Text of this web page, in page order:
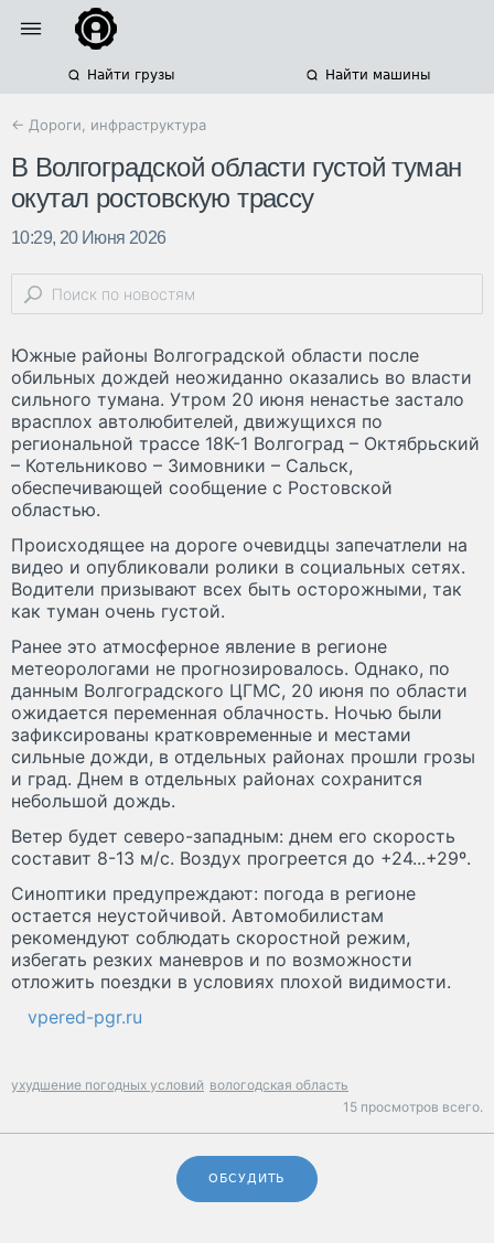
Найти грузы Найти машины
← Дороги, инфраструктура
В Волгоградской области густой туман
окутал ростовскую трассу
10:29, 20 Июня 2026
Южные районы Волгоградской области после
обильных дождей неожиданно оказались во власти
сильного тумана. Утром 20 июня ненастье застало
врасплох автолюбителей, движущихся по
региональной трассе 18К-1 Волгоград – Октябрьский
– Котельниково – Зимовники – Сальск,
обеспечивающей сообщение с Ростовской
областью.
Происходящее на дороге очевидцы запечатлели на
видео и опубликовали ролики в социальных сетях.
Водители призывают всех быть осторожными, так
как туман очень густой.
Ранее это атмосферное явление в регионе
метеорологами не прогнозировалось. Однако, по
данным Волгоградского ЦГМС, 20 июня по области
ожидается переменная облачность. Ночью были
зафиксированы кратковременные и местами
сильные дожди, в отдельных районах прошли грозы
и град. Днем в отдельных районах сохранится
небольшой дождь.
Ветер будет северо-западным: днем его скорость
составит 8-13 м/с. Воздух прогреется до +24...+29º.
Синоптики предупреждают: погода в регионе
остается неустойчивой. Автомобилистам
рекомендуют соблюдать скоростной режим,
избегать резких маневров и по возможности
отложить поездки в условиях плохой видимости.
vpered-pgr.ru
ухудшение погодных условий вологодская область
15 просмотров всего.
ОБСУДИТЬ